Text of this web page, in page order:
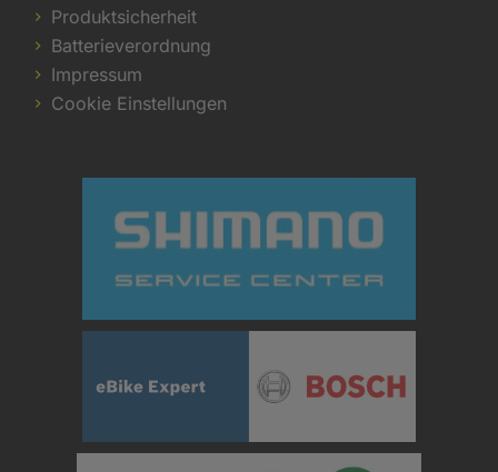
Produktsicherheit
Batterieverordnung
Impressum
Cookie Einstellungen